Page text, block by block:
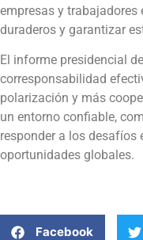
empresas y trabajadores
duraderos y garantizar
El informe presidencial
corresponsabilidad
polarización y más
un entorno confiable,
responder a los desafíos
oportunidades globales.
Facebook